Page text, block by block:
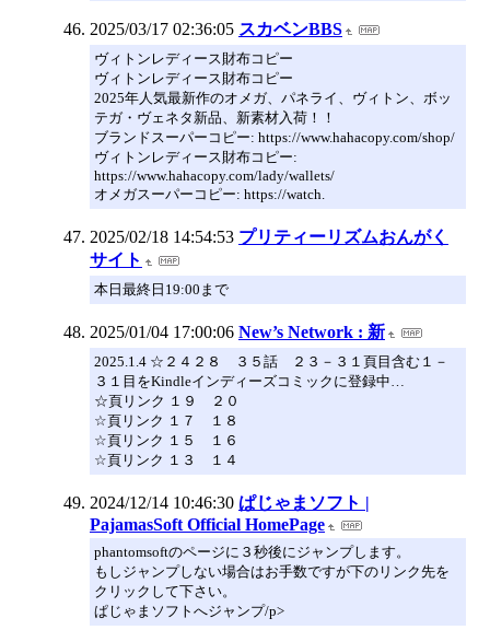
2025/03/17 02:36:05 スカベンBBS
ヴィトンレディース財布コピー
ヴィトンレディース財布コピー
2025年人気最新作のオメガ、パネライ、ヴィトン、ボッ
テガ・ヴェネタ新品、新素材入荷！！
ブランドスーパーコピー: https://www.hahacopy.com/shop/
ヴィトンレディース財布コピー:
https://www.hahacopy.com/lady/wallets/
オメガスーパーコピー: https://watch.
2025/02/18 14:54:53 プリティーリズムおんがく
サイト
本日最終日19:00まで
2025/01/04 17:00:06 New’s Network : 新
2025.1.4 ☆２４２８ ３５話 ２３－３１頁目含む１－
３１目をKindleインディーズコミックに登録中…
☆頁リンク １９ ２０
☆頁リンク １７ １８
☆頁リンク １５ １６
☆頁リンク １３ １４
2024/12/14 10:46:30 ぱじゃまソフト |
PajamasSoft Official HomePage
phantomsoftのページに３秒後にジャンプします。
もしジャンプしない場合はお手数ですが下のリンク先を
クリックして下さい。
ぱじゃまソフトへジャンプ/p>